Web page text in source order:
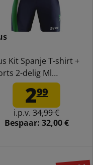
Kit Spanje T-shirt +
2-delig Ml
blauw
299
i.p.v. 34,99 €
Bespaar: 32,00 €